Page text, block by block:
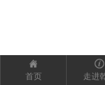
首页 走进